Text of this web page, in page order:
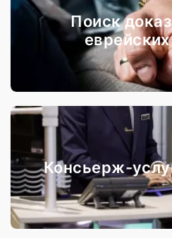
Поиск
Консьерж-